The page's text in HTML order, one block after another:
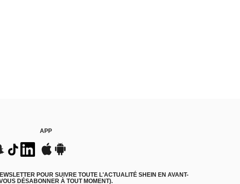
APP
POUR SUIVRE TOUTE L'ACTUALITÉ SHEIN EN AVANT-
DÉSABONNER À TOUT MOMENT).